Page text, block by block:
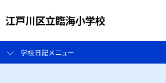
江戸川区立臨海小学校
学校日記メニュー